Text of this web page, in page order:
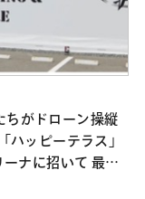
ちがドローン操縦
ハッピーテラス」
ナに招いて 最新